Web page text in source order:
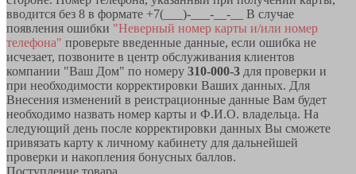
вводится без 8 в формате +7(___)-___-__-__ В случае
появления ошибки "Неверный номер карты и/или номер
телефона" проверьте введенные данные, если ошибка не
исчезает, позвоните в центр обслуживания клиентов
компании "Ваш Дом" по номеру 310-000-3 для проверки и
при необходимости корректировки Ваших данных. Для
Внесения изменений в реистрационные данные Вам будет
необходимо назвать номер карты и Ф.И.О. владельца. На
следующий день после корректировки данных Вы сможете
привязать карту к личному кабинету для дальнейшей
проверки и накопления бонусных баллов.